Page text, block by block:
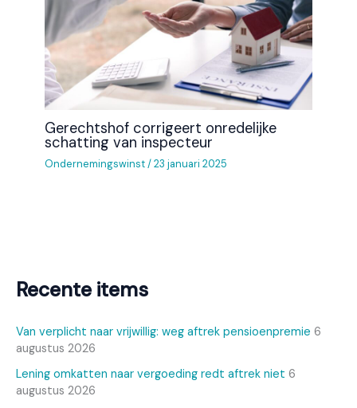
Recente items
Van verplicht naar vrijwillig: weg aftrek pensioenpremie 6
augustus 2026
Lening omkatten naar vergoeding redt aftrek niet 6
augustus 2026
Gerechtshof corrigeert onredelijke
schatting van inspecteur
Ondernemingswinst/23 januari 2025